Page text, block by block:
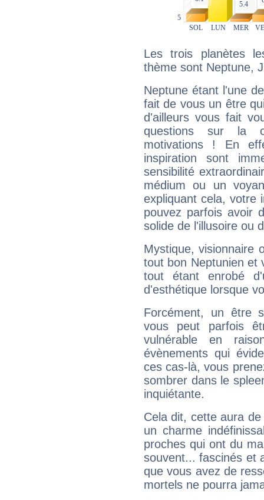
Les trois planètes
thème sont Neptune,
Neptune étant l'une
fait de vous un être
d'ailleurs vous fait
questions sur la
motivations ! En
inspiration sont
sensibilité
médium ou un
expliquant cela, votre
pouvez parfois avoir
solide de l'illusoire ou
Mystique, visionnaire
tout bon Neptunien et
tout étant enrobé
d'esthétique lorsque
Forcément, un être
vous peut parfois
vulnérable en
évènements qui
ces cas-là, vous
sombrer dans le
inquiétante.
Cela dit, cette aura
un charme
proches qui ont du
souvent... fascinés et
que vous avez de
mortels ne pourra